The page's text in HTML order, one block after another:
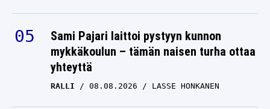
Sami Pajari laittoi pystyyn kunnon
mykkäkoulun – tämän naisen turha ottaa
yhteyttä
RALLI 08.08.2026 LASSE HONKANEN